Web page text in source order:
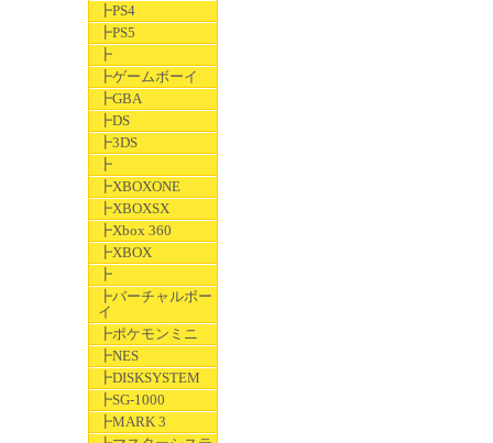
┣PS4
┣PS5
┣
┣ゲームボーイ
┣GBA
┣DS
┣3DS
┣
┣XBOXONE
┣XBOXSX
┣Xbox 360
┣XBOX
┣
┣バーチャルボー
イ
┣ポケモンミニ
┣NES
┣DISKSYSTEM
┣SG-1000
┣MARK 3